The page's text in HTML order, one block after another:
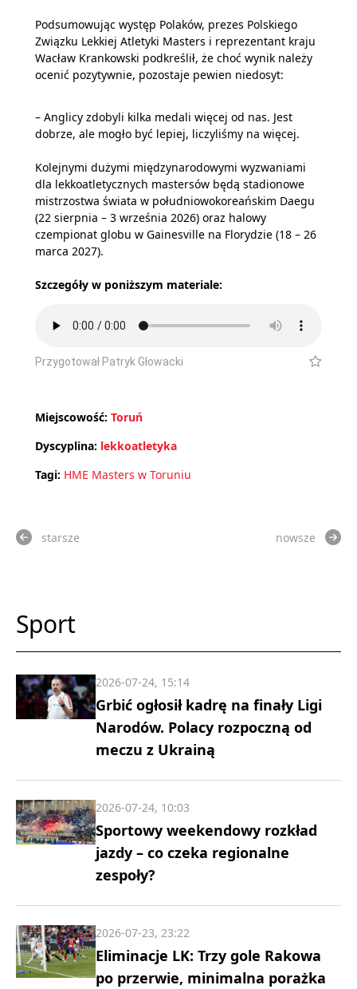
Podsumowując występ Polaków, prezes Polskiego
Związku Lekkiej Atletyki Masters i reprezentant kraju
Wacław Krankowski podkreślił, że choć wynik należy
ocenić pozytywnie, pozostaje pewien niedosyt:
– Anglicy zdobyli kilka medali więcej od nas. Jest
dobrze, ale mogło być lepiej, liczyliśmy na więcej.
Kolejnymi dużymi międzynarodowymi wyzwaniami
dla lekkoatletycznych mastersów będą stadionowe
mistrzostwa świata w południowokoreańskim Daegu
(22 sierpnia – 3 września 2026) oraz halowy
czempionat globu w Gainesville na Florydzie (18 – 26
marca 2027).
Szczegóły w poniższym materiale:
Przygotował Patryk Głowacki
Miejscowość: Toruń
Dyscyplina: lekkoatletyka
Tagi: HME Masters w Toruniu
starsze nowsze
Sport
Grbić ogłosił kadrę na finały Ligi
Narodów. Polacy rozpoczną od
meczu z Ukrainą
2026-07-24, 15:14
Sportowy weekendowy rozkład
jazdy – co czeka regionalne
zespoły?
2026-07-24, 10:03
Eliminacje LK: Trzy gole Rakowa
po przerwie, minimalna porażka
2026-07-23, 23:22